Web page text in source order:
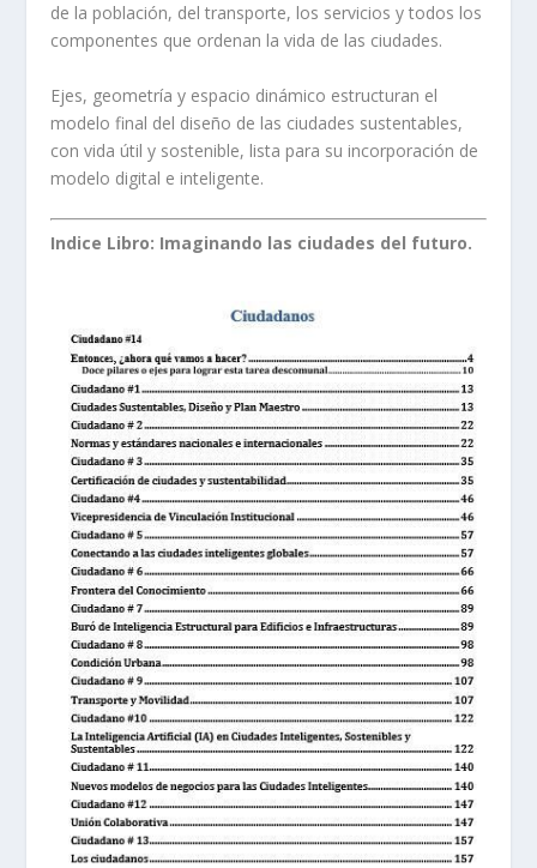
de la población, del transporte, los servicios y todos los
componentes que ordenan la vida de las ciudades.
Ejes, geometría y espacio dinámico estructuran el
modelo final del diseño de las ciudades sustentables,
con vida útil y sostenible, lista para su incorporación de
modelo digital e inteligente.
Indice Libro: Imaginando las ciudades del futuro.